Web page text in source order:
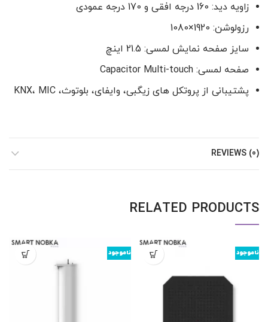
زاویه دید: 160 درجه افقی و 170 درجه عمودی
رزولوشن: 1920×1080
سایز صفحه نمایش لمسی: 21.5 اینچ
صفحه لمسی: Capacitor Multi-touch
پشتیبانی از پروتکل های زیگبی، وایفای، بلوتوث، KNX، MIC
REVIEWS (0)
RELATED PRODUCTS
ناموجود ناموجود